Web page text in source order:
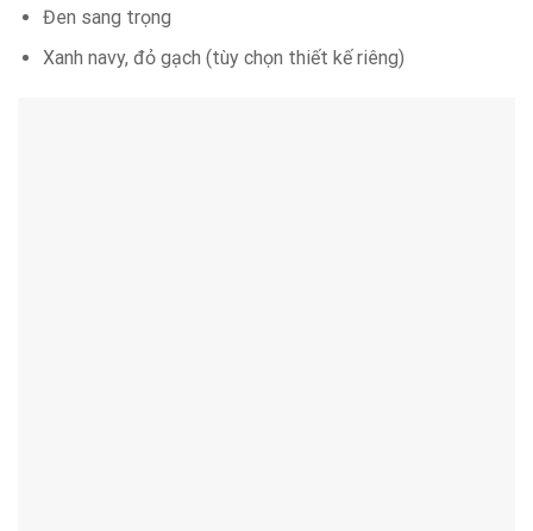
Đen sang trọng
Xanh navy, đỏ gạch (tùy chọn thiết kế riêng)